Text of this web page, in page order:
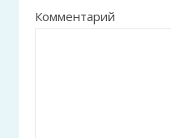
Комментарий